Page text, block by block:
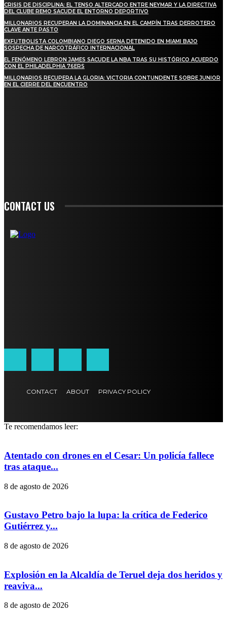
CRISIS DE DISCIPLINA: EL TENSO ALTERCADO ENTRE NEYMAR Y LA DIRECTIVA
DEL CLUBE REMO SACUDE EL ENTORNO DEPORTIVO
MILLONARIOS RECUPERAN LA DOMINANCIA EN EL CAMPÍN TRAS DERROTERO
CLAVE ANTE PASTO
EXFUTBOLISTA COLOMBIANO DIEGO SERNA DETENIDO EN MIAMI BAJO
SOSPECHA DE NARCOTRÁFICO INTERNACIONAL
EL FENÓMENO LEBRON JAMES SACUDE LA NBA TRAS SU HISTÓRICO ACUERDO
CON EL PHILADELPHIA 76ERS
MILLONARIOS RECUPERA LA GLORIA: VICTORIA CONTUNDENTE SOBRE JUNIOR
EN EL CIERRE DEL ENCUENTRO
CONTACT US
CONTACT ABOUT PRIVACY POLICY
Te recomendamos leer:
Atentado con drones en el Cesar: Un policía fallece
tras ataque...
8 de agosto de 2026
Gustavo Petro bajo la lupa: la crítica de Federico
Gutiérrez y...
8 de agosto de 2026
Explosión en la Alcaldía de Teruel deja dos heridos y
reaviva...
8 de agosto de 2026